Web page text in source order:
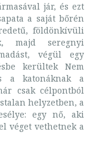
jár, és ezt
a saját bőrén
földönkívüli
majd seregnyi
végül egy
kerültek Nem
a katonáknak a
csak célpontból
helyzetben, a
egy nő, aki
véget vethetnek a